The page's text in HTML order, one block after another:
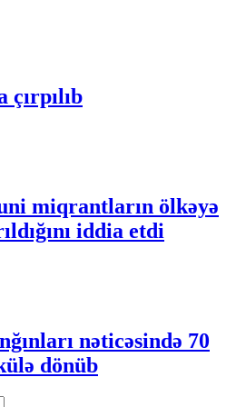
çırpılıb
miqrantların ölkəyə
iddia etdi
nəticəsində 70
dönüb